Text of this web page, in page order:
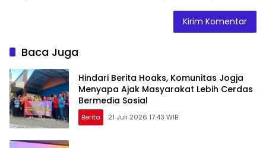
Baca Juga
Hindari Berita Hoaks, Komunitas Jogja
Menyapa Ajak Masyarakat Lebih Cerdas
Bermedia Sosial
Berita 21 Juli 2026 17:43 WIB